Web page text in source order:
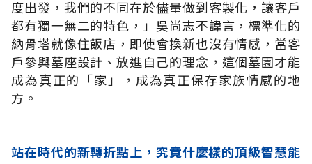
度出發，我們的不同在於儘量做到客製化，讓客戶
都有獨一無二的特色，」吳尚志不諱言，標準化的
納骨塔就像住飯店，即使會換新也沒有情感，當客
戶參與墓座設計、放進自己的理念，這個墓園才能
成為真正的「家」，成為真正保存家族情感的地
方。
站在時代的新轉折點上，究竟什麼樣的頂級智慧能